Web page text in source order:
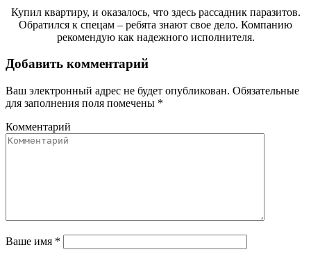
Купил квартиру, и оказалось, что здесь рассадник паразитов.
Обратился к спецам – ребята знают свое дело. Компанию
рекомендую как надежного исполнителя.
Добавить комментарий
Ваш электронный адрес не будет опубликован. Обязательные
для заполнения поля помечены *
Комментарий
Ваше имя *